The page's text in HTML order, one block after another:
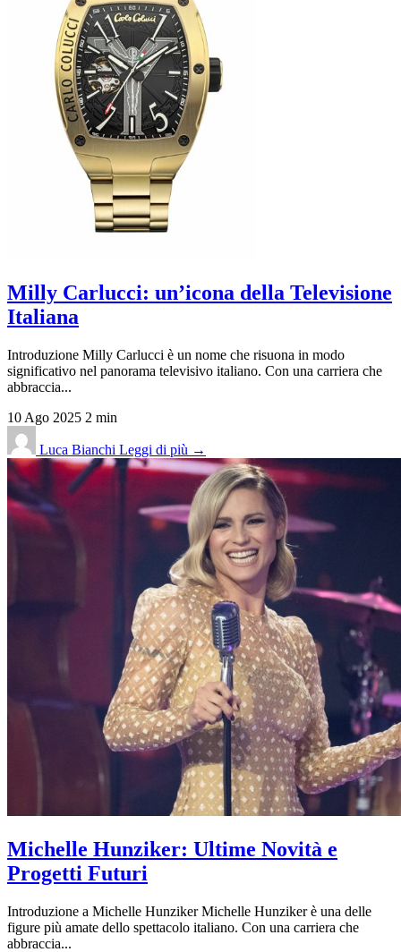
Milly Carlucci: un’icona della Televisione
Italiana
Introduzione Milly Carlucci è un nome che risuona in modo
significativo nel panorama televisivo italiano. Con una carriera che
abbraccia...
10 Ago 2025 2 min
Luca Bianchi Leggi di più →
Michelle Hunziker: Ultime Novità e
Progetti Futuri
Introduzione a Michelle Hunziker Michelle Hunziker è una delle
figure più amate dello spettacolo italiano. Con una carriera che
abbraccia...